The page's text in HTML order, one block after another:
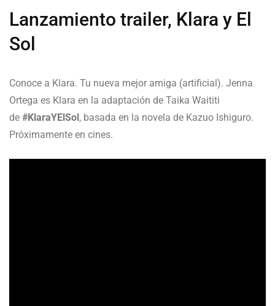
Lanzamiento trailer, Klara y El
Sol
Conoce a Klara. Tu nueva mejor amiga (artificial). Jenna
Ortega es Klara en la adaptación de Taika Waititi
de #KlaraYElSol, basada en la novela de Kazuo Ishiguro.
Próximamente en cines.